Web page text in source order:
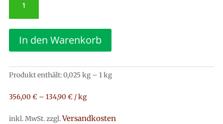
Red
Thai
Tiefe
Ruhe,
pure
Menge
In den Warenkorb
Produkt enthält: 0,025 kg– 1kg
356,00 € – 134,90 € /kg
inkl. MwSt.zzgl.Versandkosten